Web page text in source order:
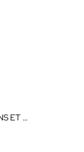
VINOTHERAPIST CRÈME POUR LES MAINS ET LES ONGLES 75 ML